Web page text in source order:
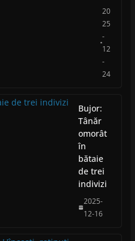
20
25
-
12
-
24
Bujor:
Tânăr
omorât
în
bătaie
de trei
indivizi
2025-
12-16